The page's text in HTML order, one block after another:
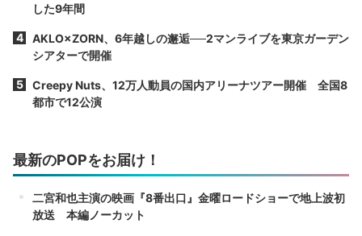
した9年間
AKLO×ZORN、6年越しの邂逅──2マンライブを東京ガーデン
シアターで開催
Creepy Nuts、12万人動員の国内アリーナツアー開催 全国8
都市で12公演
最新のPOPをお届け！
二宮和也主演の映画『8番出口』金曜ロードショーで地上波初
放送 本編ノーカット